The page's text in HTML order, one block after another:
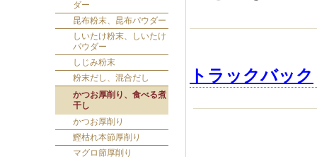
ダー
昆布粉末、昆布パウダー
しいたけ粉末、しいたけ
パウダー
しじみ粉末
粉末だし、混合だし
かつお厚削り、食べる煮
干し
かつお厚削り
鰹枯れ本節厚削り
マグロ節厚削り
トラックバック